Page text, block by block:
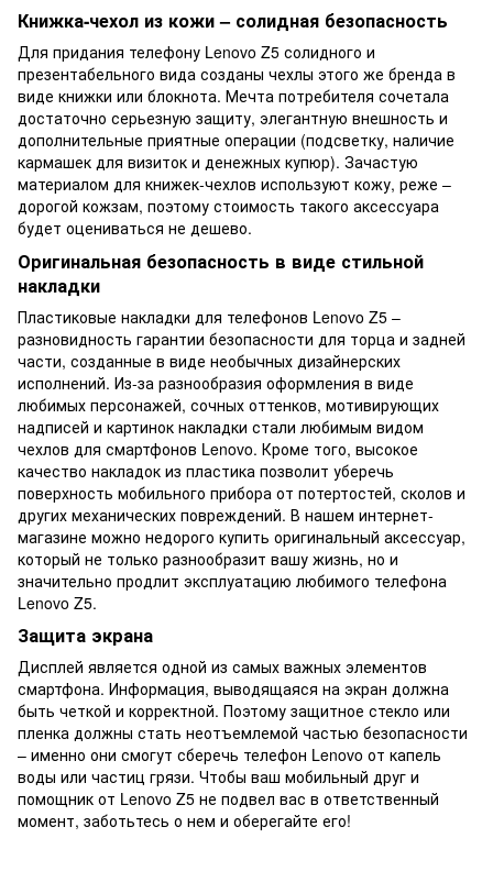
Книжка-чехол из кожи – солидная безопасность
Для придания телефону Lenovo Z5 солидного и
презентабельного вида созданы чехлы этого же бренда в
виде книжки или блокнота. Мечта потребителя сочетала
достаточно серьезную защиту, элегантную внешность и
дополнительные приятные операции (подсветку, наличие
кармашек для визиток и денежных купюр). Зачастую
материалом для книжек-чехлов используют кожу, реже –
дорогой кожзам, поэтому стоимость такого аксессуара
будет оцениваться не дешево.
Оригинальная безопасность в виде стильной
накладки
Пластиковые накладки для телефонов Lenovo Z5 –
разновидность гарантии безопасности для торца и задней
части, созданные в виде необычных дизайнерских
исполнений. Из-за разнообразия оформления в виде
любимых персонажей, сочных оттенков, мотивирующих
надписей и картинок накладки стали любимым видом
чехлов для смартфонов Lenovo. Кроме того, высокое
качество накладок из пластика позволит уберечь
поверхность мобильного прибора от потертостей, сколов и
других механических повреждений. В нашем интернет-
магазине можно недорого купить оригинальный аксессуар,
который не только разнообразит вашу жизнь, но и
значительно продлит эксплуатацию любимого телефона
Lenovo Z5.
Защита экрана
Дисплей является одной из самых важных элементов
смартфона. Информация, выводящаяся на экран должна
быть четкой и корректной. Поэтому защитное стекло или
пленка должны стать неотъемлемой частью безопасности
– именно они смогут сберечь телефон Lenovo от капель
воды или частиц грязи. Чтобы ваш мобильный друг и
помощник от Lenovo Z5 не подвел вас в ответственный
момент, заботьтесь о нем и оберегайте его!